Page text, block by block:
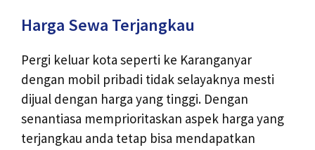
Harga Sewa Terjangkau
Pergi keluar kota seperti ke Karanganyar
dengan mobil pribadi tidak selayaknya mesti
dijual dengan harga yang tinggi. Dengan
senantiasa memprioritaskan aspek harga yang
terjangkau anda tetap bisa mendapatkan